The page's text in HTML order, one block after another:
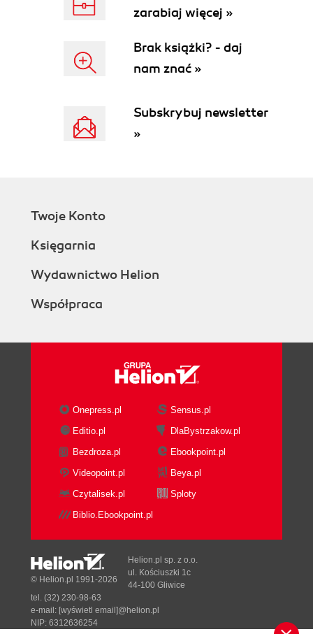
zarabiaj więcej »
Brak książki? - daj
nam znać »
Subskrybuj newsletter
»
Twoje Konto
Księgarnia
Wydawnictwo Helion
Współpraca
Onepress.pl
Sensus.pl
Editio.pl
DlaBystrzakow.pl
Bezdroza.pl
Ebookpoint.pl
Videopoint.pl
Beya.pl
Czytalisek.pl
Sploty
Biblio.Ebookpoint.pl
© Helion.pl 1991-2026
Helion.pl sp. z o.o.
ul. Kościuszki 1c
44-100 Gliwice
tel. (32) 230-98-63
e-mail: [wyświetl email]@helion.pl
NIP: 6312636254